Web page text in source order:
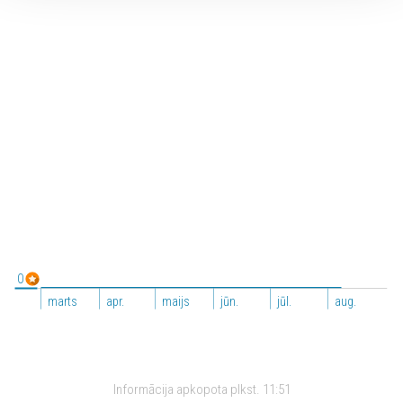
marts apr. maijs jūn. jūl. aug.
0
Informācija apkopota plkst. 11:51